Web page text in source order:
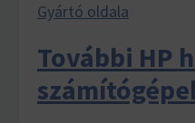
Gyártó oldala
További HP